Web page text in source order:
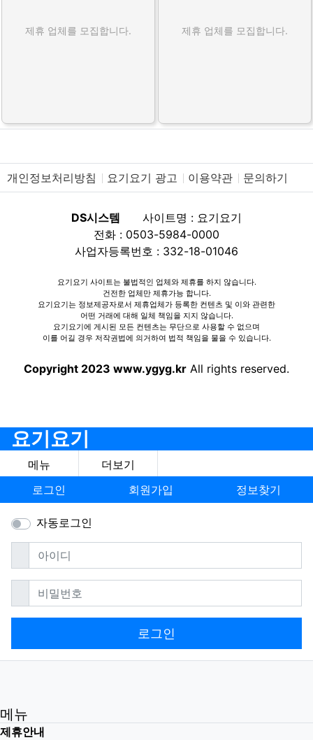
제휴 업체를 모집합니다. 제휴 업체를 모집합니다.
개인정보처리방침 요기요기 광고 이용약관 문의하기
DS시스템
사이트명 : 요기요기
전화 : 0503-5984-0000
사업자등록번호 : 332-18-01046
요기요기 사이트는 불법적인 업체와 제휴를 하지 않습니다.
건전한 업체만 제휴가능 합니다.
요기요기는 정보제공자로서 제휴업체가 등록한 컨텐츠 및 이와 관련한
어떤 거래에 대해 일체 책임을 지지 않습니다.
요기요기에 게시된 모든 컨텐츠는 무단으로 사용할 수 없으며
이를 어길 경우 저작권법에 의거하여 법적 책임을 물을 수 있습니다.
Copyright 2023 www.ygyg.kr All rights reserved.
요기요기
메뉴
더보기
로그인
회원가입 정보찾기
자동로그인
아이디필수
비밀번호필수
로그인
메뉴
제휴안내